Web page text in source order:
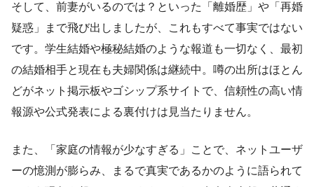
そして、前妻がいるのでは？といった「離婚歴」や「再婚
疑惑」まで飛び出しましたが、これもすべて事実ではない
です。学生結婚や極秘結婚のような報道も一切なく、最初
の結婚相手と現在も夫婦関係は継続中。噂の出所はほとん
どがネット掲示板やゴシップ系サイトで、信頼性の高い情
報源や公式発表による裏付けは見当たりません。
また、「家庭の情報が少なすぎる」ことで、ネットユーザ
ーの憶測が膨らみ、まるで真実であるかのように語られて